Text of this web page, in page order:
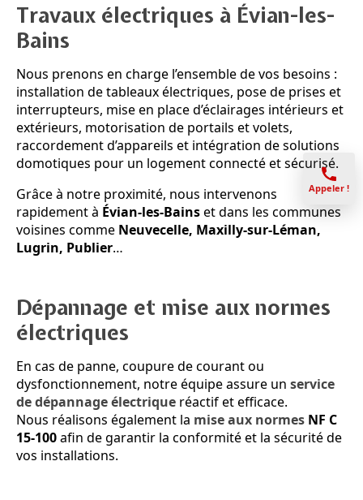
Travaux électriques à Évian-les-
Bains
Nous prenons en charge l’ensemble de vos besoins :
installation de tableaux électriques, pose de prises et
interrupteurs, mise en place d’éclairages intérieurs et
extérieurs, motorisation de portails et volets,
raccordement d’appareils et intégration de solutions
domotiques pour un logement connecté et sécurisé.
Grâce à notre proximité, nous intervenons
rapidement à Évian-les-Bainset dans les communes
voisines comme Neuvecelle, Maxilly-sur-Léman,
Lugrin, Publier…
Dépannage et mise aux normes
électriques
En cas de panne, coupure de courant ou
dysfonctionnement, notre équipe assure un service
de dépannage électrique réactif et efficace.
Nous réalisons également la mise aux normes NF C
15-100afin de garantir la conformité et la sécurité de
vos installations.
Appeler !